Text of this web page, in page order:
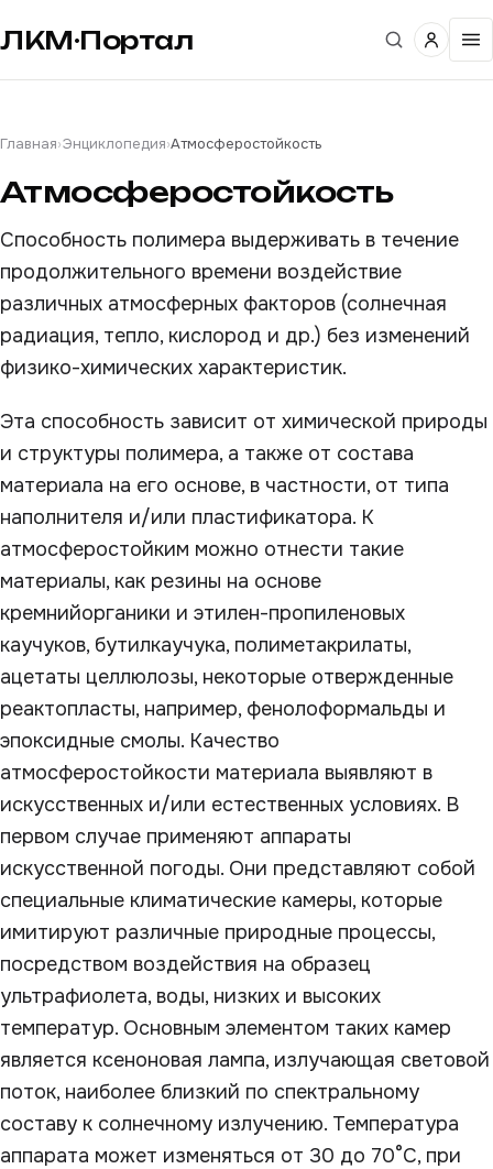
ЛКМ·Портал
Главная›Энциклопедия›Атмосферостойкость
Атмосферостойкость
Способность полимера выдерживать в течение
продолжительного времени воздействие
различных атмосферных факторов (солнечная
радиация, тепло, кислород и др.) без изменений
физико-химических характеристик.
Эта способность зависит от химической природы
и структуры полимера, а также от состава
материала на его основе, в частности, от типа
наполнителя и/или пластификатора. К
атмосферостойким можно отнести такие
материалы, как резины на основе
кремнийорганики и этилен-пропиленовых
каучуков, бутилкаучука, полиметакрилаты,
ацетаты целлюлозы, некоторые отвержденные
реактопласты, например, фенолоформальды и
эпоксидные смолы. Качество
атмосферостойкости материала выявляют в
искусственных и/или естественных условиях. В
первом случае применяют аппараты
искусственной погоды. Они представляют собой
специальные климатические камеры, которые
имитируют различные природные процессы,
посредством воздействия на образец
ультрафиолета, воды, низких и высоких
температур. Основным элементом таких камер
является ксеноновая лампа, излучающая световой
поток, наиболее близкий по спектральному
составу к солнечному излучению. Температура
аппарата может изменяться от 30 до 70°С, при